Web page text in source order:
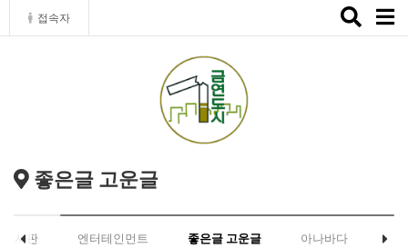
접속자
Toggle
좋은글 고운글
게시판 엔터테인먼트 좋은글 고운글 아나바다